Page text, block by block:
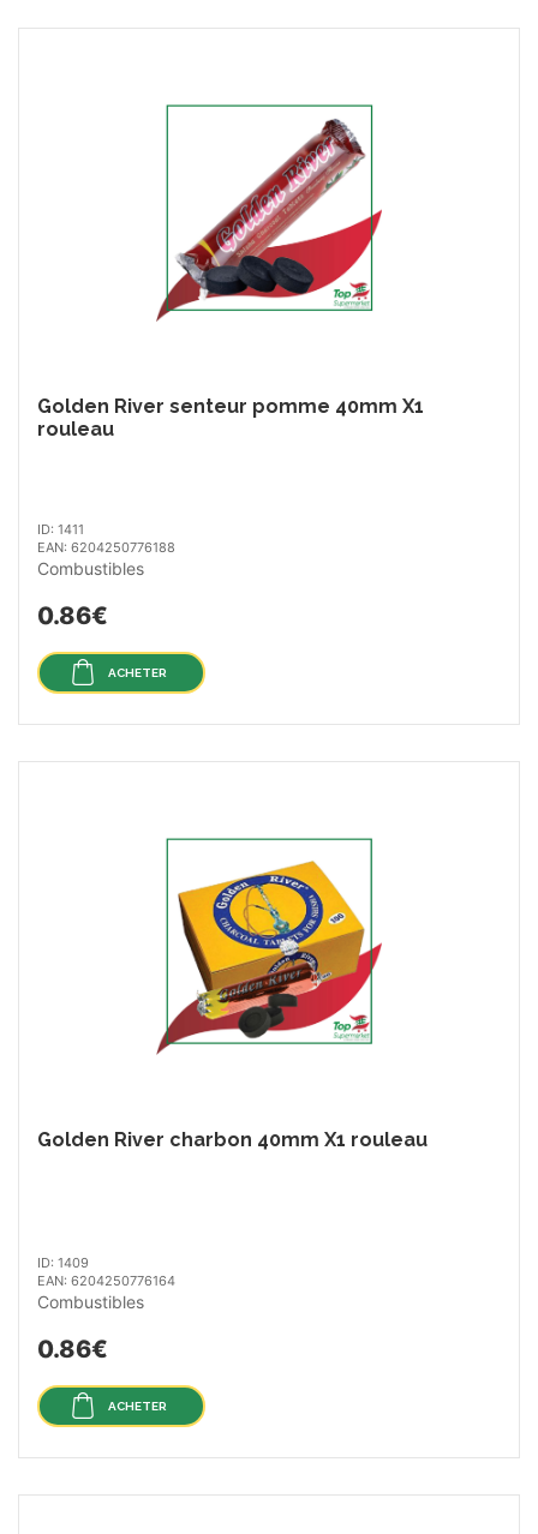
Golden River senteur pomme 40mm X1
rouleau
ID: 1411
EAN: 6204250776188
Combustibles
0.86€
ACHETER
Golden River charbon 40mm X1 rouleau
ID: 1409
EAN: 6204250776164
Combustibles
0.86€
ACHETER